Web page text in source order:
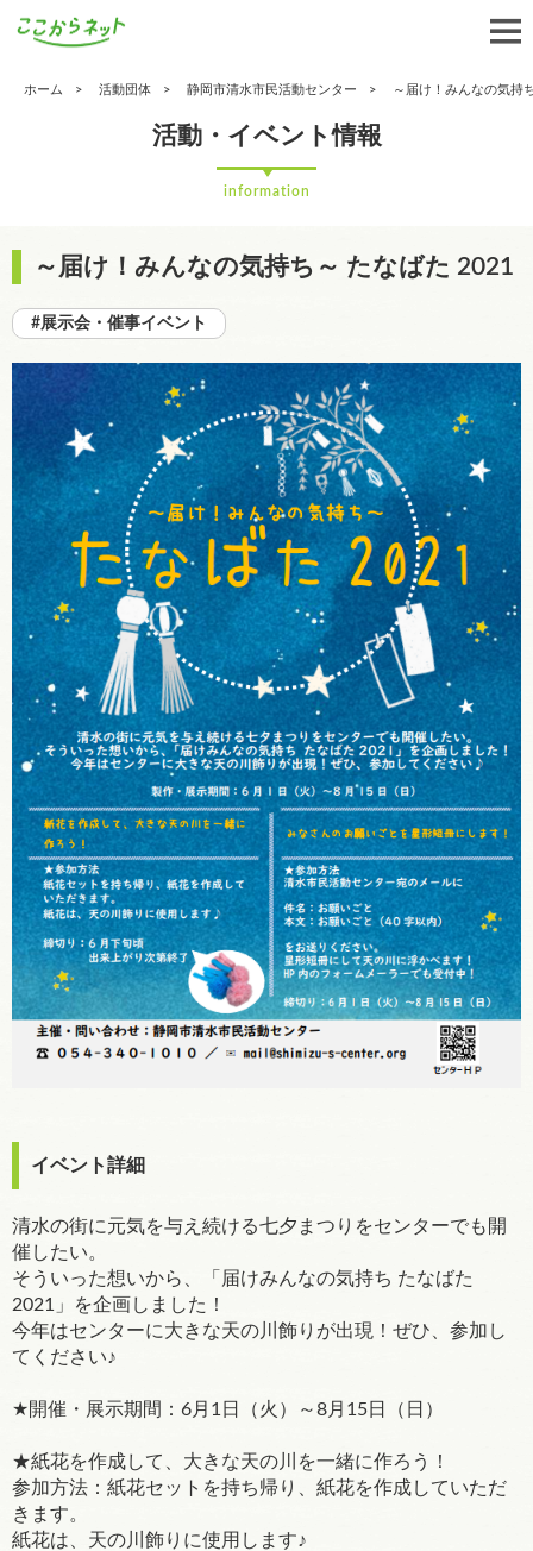
ホーム 活動団体 静岡市清水市民活動センター ～届け！みんなの気持
活動・イベント情報
information
～届け！みんなの気持ち～ たなばた 2021
#展示会・催事イベント
イベント詳細
清水の街に元気を与え続ける七夕まつりをセンターでも開
催したい。
そういった想いから、「届けみんなの気持ち たなばた
2021」を企画しました！
今年はセンターに大きな天の川飾りが出現！ぜひ、参加し
てください♪
★開催・展示期間：6月1日（火）～8月15日（日）
★紙花を作成して、大きな天の川を一緒に作ろう！
参加方法：紙花セットを持ち帰り、紙花を作成していただ
きます。
紙花は、天の川飾りに使用します♪